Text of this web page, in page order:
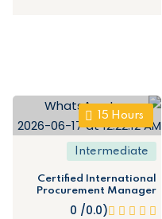
15 Hours
Intermediate
Certified International
Procurement Manager
(CIPM-IOSCM) (Remote)
(0.0/ 0